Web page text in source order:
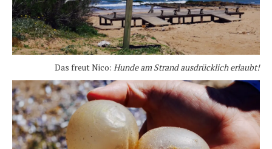
Das freut Nico: Hunde am Strand ausdrücklich erlaubt!